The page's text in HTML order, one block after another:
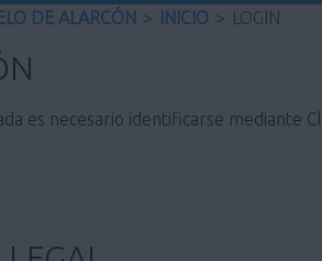
DE ALARCÓN > INICIO > LOGIN
es necesario identificarse mediante